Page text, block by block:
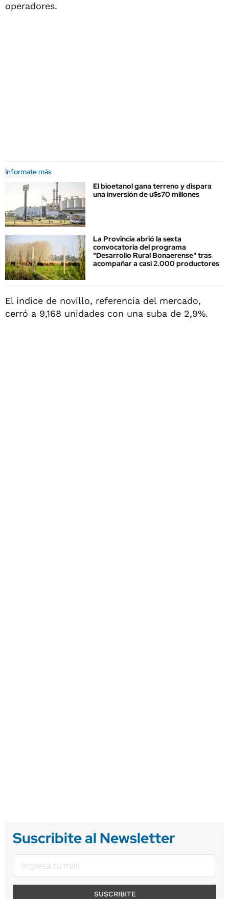
operadores.
Informate más
El bioetanol gana terreno y dispara
una inversión de u$s70 millones
La Provincia abrió la sexta
convocatoria del programa
"Desarrollo Rural Bonaerense" tras
acompañar a casi 2.000 productores
El indice de novillo, referencia del mercado,
cerró a 9,168 unidades con una suba de 2,9%.
Suscribite al Newsletter
SUSCRIBITE